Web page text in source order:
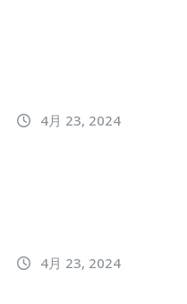
4月 23, 2024
4月 23, 2024